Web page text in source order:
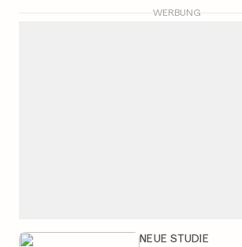
WERBUNG
NEUE STUDIE